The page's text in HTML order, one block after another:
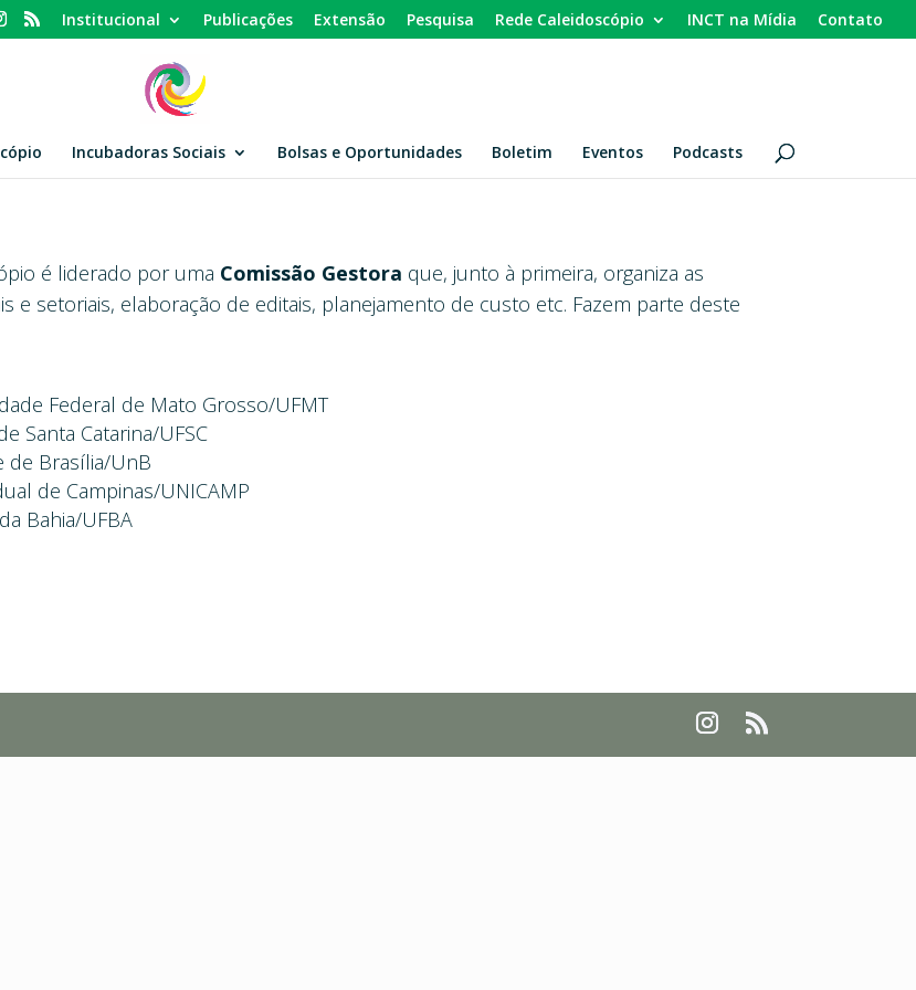
Institucional Publicações Extensão Pesquisa Rede Caleidoscópio INCT na Mídia Contato
Incubadoras Sociais Bolsas e Oportunidades Boletim Eventos Podcasts
é liderado por uma Comissão Gestora que, junto à primeira, organiza as
e setoriais, elaboração de editais, planejamento de custo etc. Fazem parte deste
Federal de Mato Grosso/UFMT
Santa Catarina/UFSC
de Brasília/UnB
de Campinas/UNICAMP
Bahia/UFBA